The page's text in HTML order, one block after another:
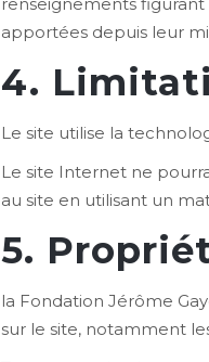
apportées depuis leur
4.
Le site utilise la
Le site Internet ne
au site en utilisant un
5.
la Fondation Jérôme
sur le site, notamment